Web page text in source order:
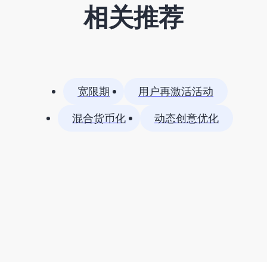
相关推荐
宽限期
用户再激活活动
混合货币化
动态创意优化